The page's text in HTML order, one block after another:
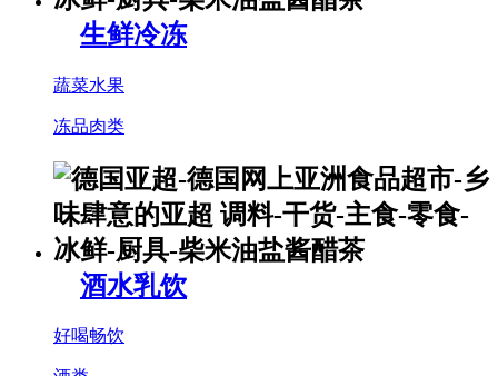
生鲜冷冻
蔬菜水果
冻品肉类
酒水乳饮
好喝畅饮